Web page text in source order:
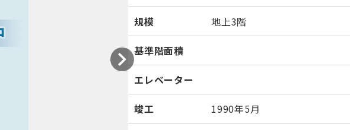
規模 地上3階
基準階面積
エレベーター
竣工 1990年5月